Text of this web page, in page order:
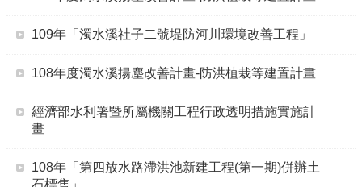
109年「濁水溪社子二號堤防河川環境改善工程」
108年度濁水溪揚塵改善計畫-防洪植栽等建置計畫
經濟部水利署暨所屬機關工程行政透明措施實施計
畫
108年「第四放水路滯洪池新建工程(第一期)併辦土
石標售」